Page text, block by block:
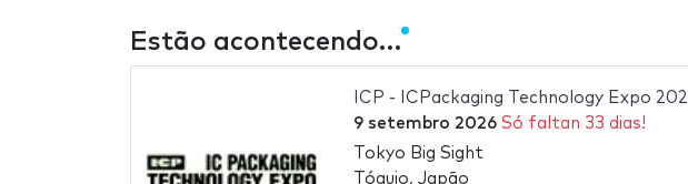
Estão acontecendo…
ICP - ICPackaging Technology Expo
9 setembro 2026 Só faltan 33 dias!
Tokyo Big Sight
Tóquio, Japão